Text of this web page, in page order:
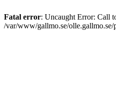
Fatal error: Uncaught Error: Call
/var/www/gallmo.se/